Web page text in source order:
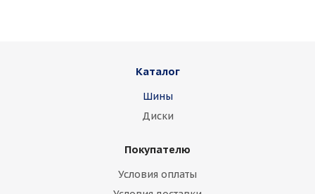
Каталог
Шины
Диски
Покупателю
Условия оплаты